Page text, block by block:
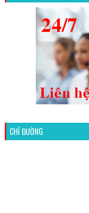
CHỈ ĐƯỜNG